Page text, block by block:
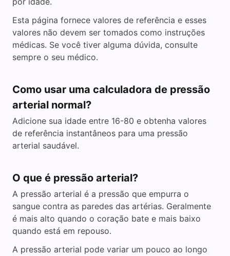
Esta página fornece valores de referência e esses
valores não devem ser tomados como instruções
médicas. Se você tiver alguma dúvida, consulte
sempre o seu médico.
Como usar uma calculadora de pressão
arterial normal?
Adicione sua idade entre 16-80 e obtenha valores
de referência instantâneos para uma pressão
arterial saudável.
O que é pressão arterial?
A pressão arterial é a pressão que empurra o
sangue contra as paredes das artérias. Geralmente
é mais alto quando o coração bate e mais baixo
quando está em repouso.
A pressão arterial pode variar um pouco ao longo